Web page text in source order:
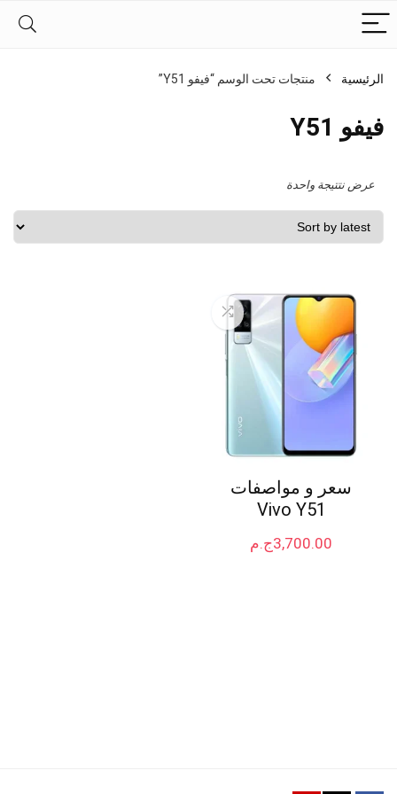
الرئيسية منتجات تحت الوسم “فيفو Y51”
فيفو Y51
عرض نتتيجة واحدة
سعر و مواصفات
Vivo Y51
ج.م3,700.00